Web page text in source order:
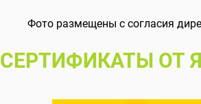
Фото размещены с согласия
СЕРТИФИКАТЫ ОТ